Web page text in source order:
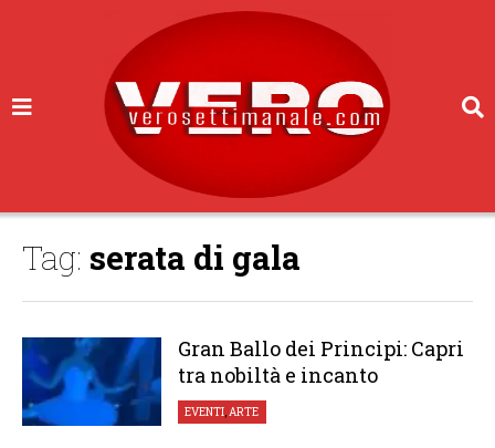
Tag: serata di gala
Gran Ballo dei Principi: Capri
tra nobiltà e incanto
EVENTI,ARTE